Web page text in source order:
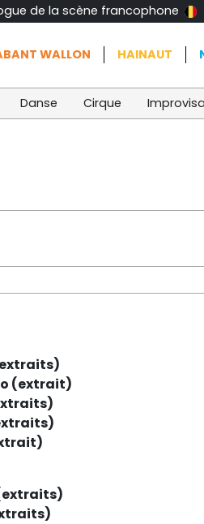
de la scène francophone
WALLON HAINAUT
Danse Cirque
(extrait)